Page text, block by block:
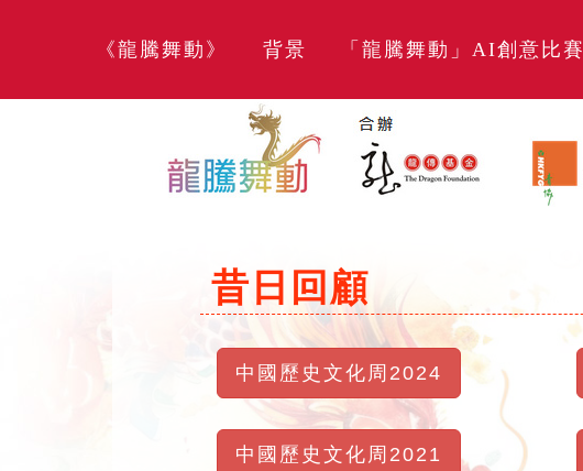
《龍騰舞動》 背景 「龍騰舞動」AI創意比賽
昔日回顧
中國歷史文化周2024
中國歷史文化周2021